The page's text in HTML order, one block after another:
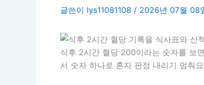
글쓴이 lys11081108 / 2026년 07월 08
식후 2시간 혈당 200이라는 숫자를 보
서 숫자 하나로 혼자 판정 내리기 멈춰